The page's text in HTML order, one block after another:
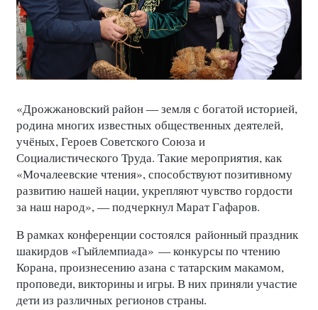
«Дрожжановский район — земля с богатой историей,
родина многих известных общественных деятелей,
учёных, Героев Советского Союза и
Социалистического Труда. Такие мероприятия, как
«Мочалеевские чтения», способствуют позитивному
развитию нашей нации, укрепляют чувство гордости
за наш народ», — подчеркнул Марат Гафаров.
В рамках конференции состоялся районный праздник
шакирдов «Гыйлемпиада» — конкурсы по чтению
Корана, произнесению азана с татарским макамом,
проповеди, викторины и игры. В них приняли участие
дети из различных регионов страны.